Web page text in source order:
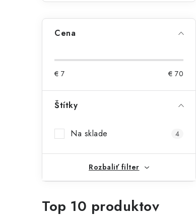
Cena
€ 7 € 70
Štítky
Na sklade 4
Rozbaliť filter
Top 10 produktov